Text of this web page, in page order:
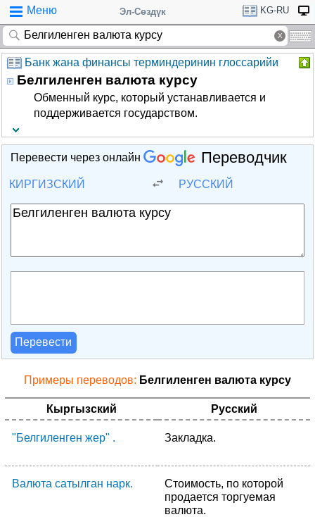
Меню Эл-Сөздүк KG-RU
Банк жана финансы терминдеринин глоссарийи
Белгиленген валюта курсу
Обменный курс, который устанавливается и
поддерживается государством.
Перевести через онлайн Переводчик
КИРГИЗСКИЙ РУССКИЙ
Перевести
Примеры переводов: Белгиленген валюта курсу
Кыргызский Русский
"Белгиленген жер" . Закладка.
Валюта сатылган нарк.
Стоимость, по которой
продается торгуемая
валюта.